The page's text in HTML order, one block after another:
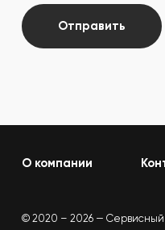
Отправить
О компании
© 2020 – 2026 — Сервисный